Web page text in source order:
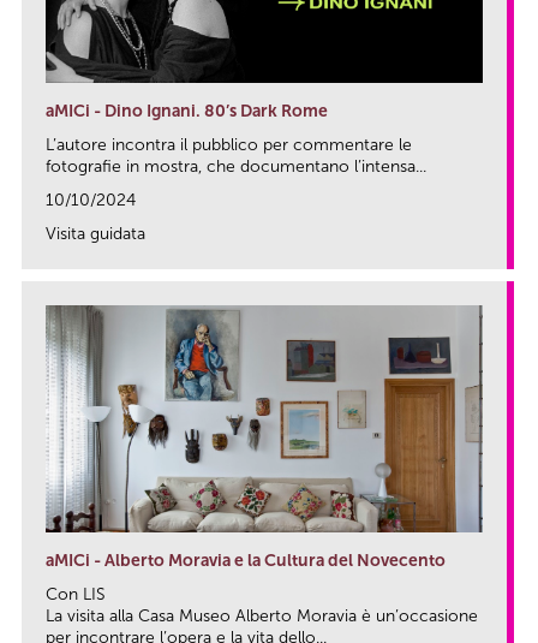
aMICi - Dino Ignani. 80’s Dark Rome
L’autore incontra il pubblico per commentare le
fotografie in mostra, che documentano l’intensa...
10/10/2024
Visita guidata
aMICi - Alberto Moravia e la Cultura del Novecento
Con LIS
La visita alla Casa Museo Alberto Moravia è un’occasione
per incontrare l’opera e la vita dello...